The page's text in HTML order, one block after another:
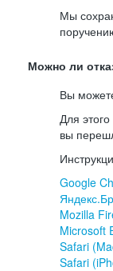
Мы
Можно ли
Вы
Для
вы
Google
Mozilla
Microsoft
Safari
Safari